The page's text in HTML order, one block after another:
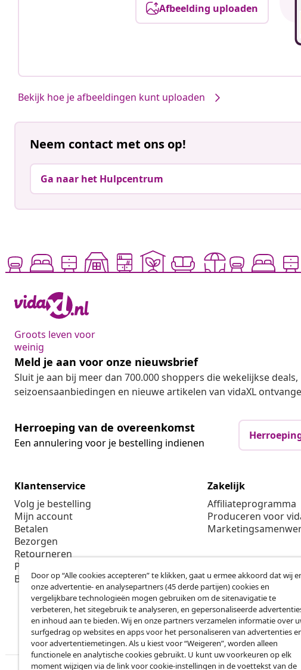
Afbeelding uploaden
Bekijk hoe je afbeeldingen kunt uploaden
Neem contact met ons op!
Ga naar het Hulpcentrum
Groots leven voor
weinig
Meld je aan voor onze nieuwsbrief
Sluit je aan bij meer dan 700.000 shoppers die wekelijkse deals,
seizoensaanbiedingen en nieuwe artikelen van vidaXL
Herroeping van de overeenkomst
Een annulering voor je bestelling indienen
Klantenservice
Volg je bestelling
Mijn account
Betalen
Bezorgen
Retourneren
Productinformatie
Bestellen
Zakelijk
Affiliateprogramma
Produceren voor
Door op “Alle cookies accepteren” te klikken, gaat u ermee akkoord dat wij
onze advertentie- en analysepartners (45 derde partijen) cookies en
vergelijkbare technologieën mogen gebruiken om de sitenavigatie te
verbeteren, het sitegebruik te analyseren, en gepersonaliseerde
en inhoud aan te bieden. Wij en onze partners verzamelen informatie over
surfgedrag op websites en apps voor het personaliseren van advertenties
voor advertentiemetingen. Als u kiest voor “Weigeren”, worden alleen
functionele en analytische cookies gebruikt. U kunt uw voorkeuren op elk
moment wijzigen via de link voor cookie-instellingen in de voettekst van de